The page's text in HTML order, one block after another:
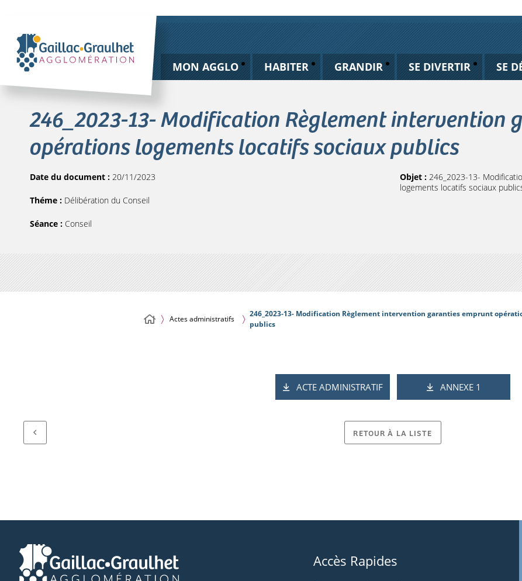
MON AGGLO HABITER GRANDIR SE DIVERTIR SE
246_2023-13- Modification Règlement intervention
opérations logements locatifs sociaux publics
Date du document : 20/11/2023
Théme : Délibération du Conseil
Séance : Conseil
Objet : 246_2023-13-
logements locatifs sociaux
Actes administratifs
246_2023-13- Modification Règlement intervention garanties emprunt
publics
ACTE ADMINISTRATIF ANNEXE 1
RETOUR À LA LISTE
Accès Rapides